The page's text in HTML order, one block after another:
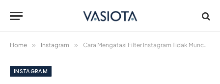
Home » Instagram » Cara Mengatasi Filter Instagram Tidak Muncul & Tidak Berfungsi
INSTAGRAM